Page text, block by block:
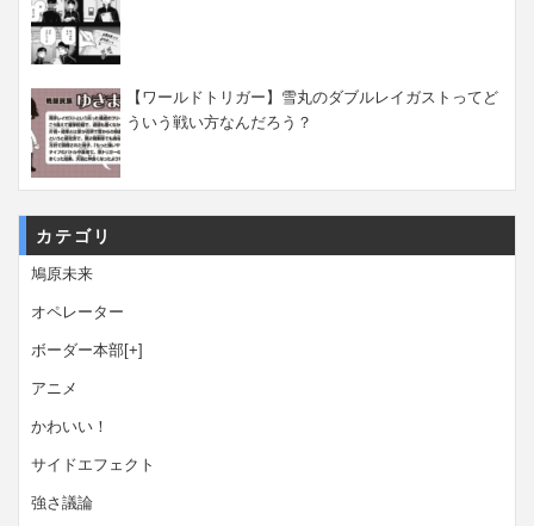
【ワールドトリガー】雪丸のダブルレイガストってど
ういう戦い方なんだろう？
カテゴリ
鳩原未来
オペレーター
ボーダー本部[+]
アニメ
かわいい！
サイドエフェクト
強さ議論